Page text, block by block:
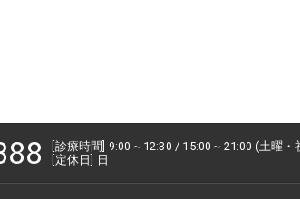
[診療時間] 9:00～12:30 / 15:00～21:00 (土曜
[定休日] 日